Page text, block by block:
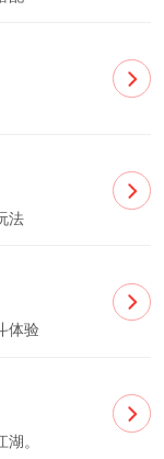
法
体验
。